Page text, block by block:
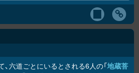
、六道ごとにいるとされる6人の「地蔵菩